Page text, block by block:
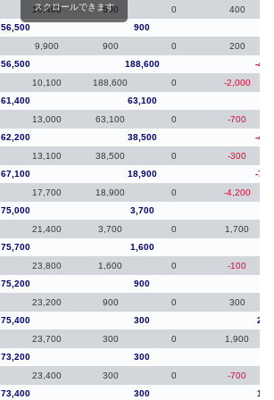
10,400 600 0 400
56,500 900
9,900 900 0 200
56,500 188,600
-
10,100 188,600 0 -2,000
61,400 63,100
13,000 63,100 0 -700
62,200 38,500
-
13,100 38,500 0 -300
67,100 18,900
-
17,700 18,900 0 -4,200
75,000 3,700
21,400 3,700 0 1,700
75,700 1,600
23,800 1,600 0 -100
75,200 900
23,200 900 0 300
75,400 300
23,700 300 0 1,900
73,200 300
23,400 300 0 -700
73,400 300
スクロールできます